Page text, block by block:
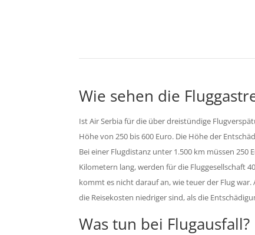
Wie sehen die
Ist Air Serbia für die über dreistündige
Höhe von 250 bis 600 Euro. Die Höhe der
Bei einer Flugdistanz unter 1.500 km müssen 250
Kilometern lang, werden für die Fluggesellschaft
kommt es nicht darauf an, wie teuer der Flug
die Reisekosten niedriger sind, als die
Was tun bei Flugausfall?